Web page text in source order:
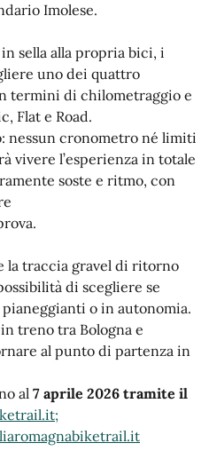
Imolese.
sella alla propria bici, i
uno dei quattro
termini di chilometraggio e
Flat e Road.
nessun cronometro né limiti
vivere l’esperienza in totale
soste e ritmo, con
la traccia gravel di ritorno
di scegliere se
o in autonomia.
treno tra Bologna e
al punto di partenza in
al 7 aprile 2026 tramite il